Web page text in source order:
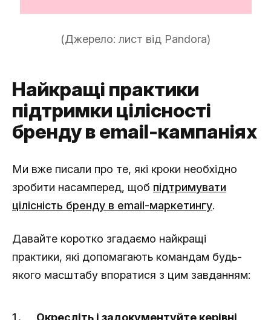
(Джерело: лист від Pandora)
Найкращі практики
підтримки цілісності
бренду в email-кампаніях
Ми вже писали про те, які кроки необхідно
зробити насамперед, щоб підтримувати
цілісність бренду в email-маркетингу.
Давайте коротко згадаємо найкращі
практики, які допомагають командам будь-
якого масштабу впоратися з цим завданням:
Окресліть і задокументуйте керівні